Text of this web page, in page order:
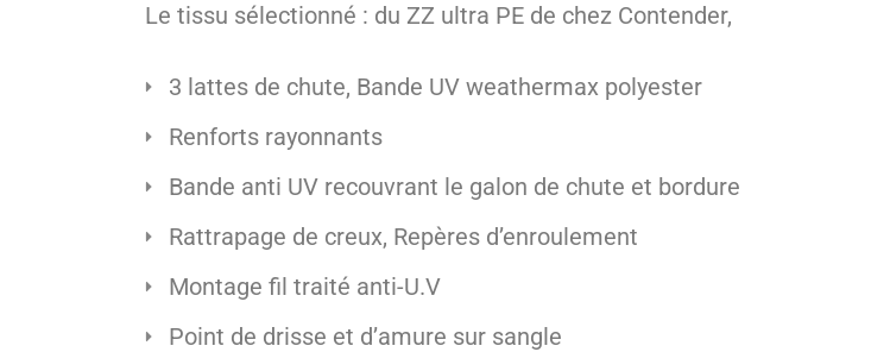
Le tissu sélectionné : du ZZ ultra PE de chez Contender,
3 lattes de chute, Bande UV weathermax polyester
Renforts rayonnants
Bande anti UV recouvrant le galon de chute et bordure
Rattrapage de creux, Repères d’enroulement
Montage fil traité anti-U.V
Point de drisse et d’amure sur sangle